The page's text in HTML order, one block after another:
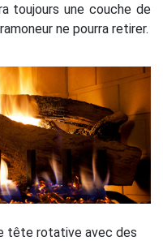
toujours une couche de
ne pourra retirer.
tête rotative avec des